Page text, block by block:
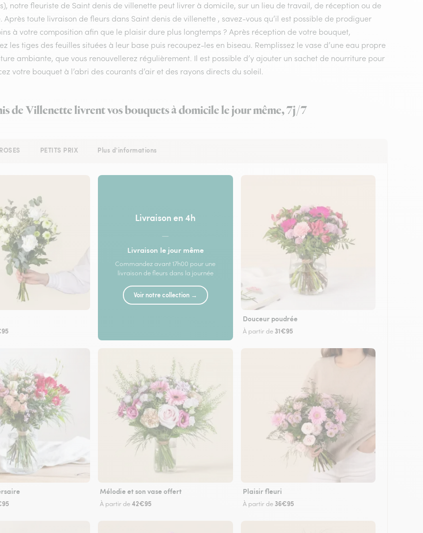
notre fleuriste de Saint denis de villenette peut livrer à domicile, sur un lieu de travail, de réception ou de
Après toute livraison de fleurs dans Saint denis de villenette , savez-vous qu’il est possible de prodiguer
à votre composition afin que le plaisir dure plus longtemps ? Après réception de votre bouquet,
les tiges des feuilles situées à leur base puis recoupez-les en biseau. Remplissez le vase d’une eau propre
ambiante, que vous renouvellerez régulièrement. Il est possible d’y ajouter un sachet de nourriture pour
votre bouquet à l’abri des courants d’air et des rayons directs du soleil.
de Villenette livrent vos bouquets à domicile le jour même, 7j/7
ROSES PETITS PRIX Plus d'informations
Livraison en 4h
—
Livraison le jour même
Commandez avant 17h00 pour une
livraison de fleurs dans la journée
Voir notre collection →
Douceur poudrée
À partir de 31€95
Mélodie et son vase offert
À partir de42€95
Plaisir fleuri
À partir de 36€95